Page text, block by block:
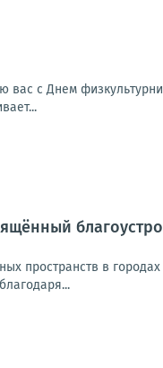
с Днем
пространств в